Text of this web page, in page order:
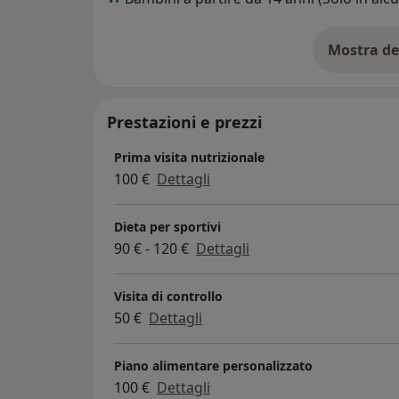
Mostra
Prestazioni e prezzi
Prima visita nutrizionale
100 € Dettagli
Dieta per sportivi
90 € - 120 € Dettagli
Visita di controllo
50 € Dettagli
Piano alimentare personalizzato
100 € Dettagli